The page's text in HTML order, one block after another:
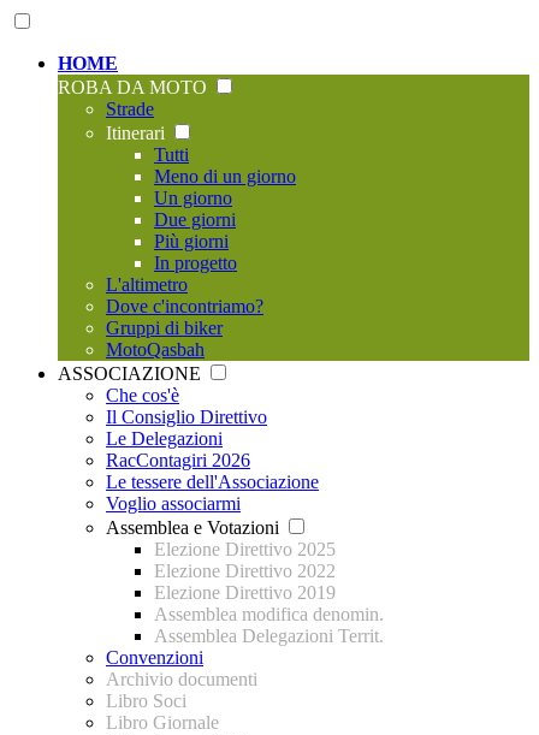
HOME
ROBA DA MOTO
Strade
Itinerari
Tutti
Meno di un giorno
Un giorno
Due giorni
Più giorni
In progetto
L'altimetro
Dove c'incontriamo?
Gruppi di biker
MotoQasbah
ASSOCIAZIONE
Che cos'è
Il Consiglio Direttivo
Le Delegazioni
RacContagiri 2026
Le tessere dell'Associazione
Voglio associarmi
Assemblea e Votazioni
Elezione Direttivo 2025
Elezione Direttivo 2022
Elezione Direttivo 2019
Assemblea modifica denomin.
Assemblea Delegazioni Territ.
Convenzioni
Archivio documenti
Libro Soci
Libro Giornale